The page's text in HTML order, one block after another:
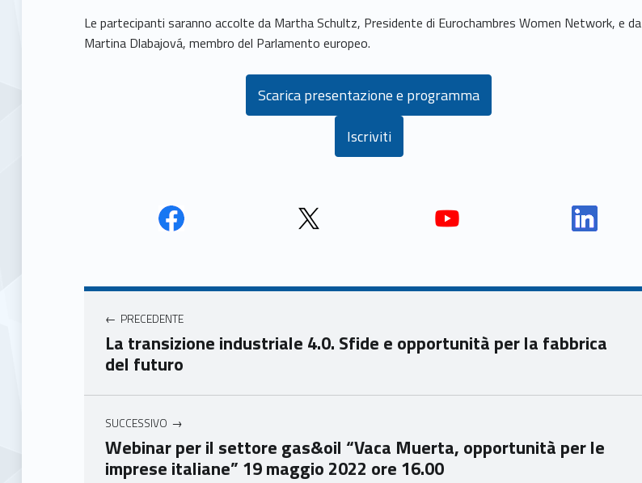
Le partecipanti saranno accolte da Martha Schultz, Presidente di Eurochambres Women Network, e da
Martina Dlabajová, membro del Parlamento europeo.
Scarica presentazione e programma
Iscriviti
Unio
mer
e
Ven
Unio
e
Unio
e
Unio
e
Navigazione articoli
PRECEDENTE
La transizione industriale 4.0. Sfide e opportunità per la fabbrica
del futuro
SUCCESSIVO
Webinar per il settore gas&oil “Vaca Muerta, opportunità per le
imprese italiane” 19 maggio 2022 ore 16.00